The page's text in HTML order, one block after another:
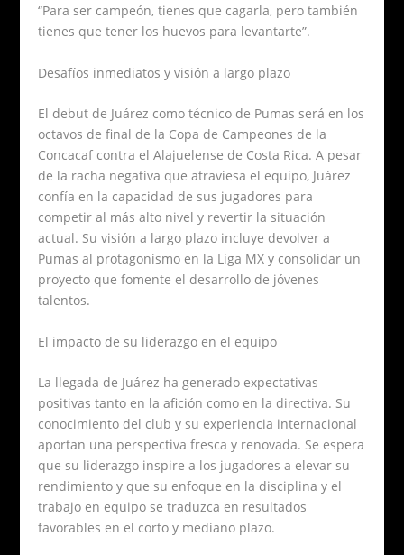
“Para ser campeón, tienes que cagarla, pero también
tienes que tener los huevos para levantarte”.
Desafíos inmediatos y visión a largo plazo
El debut de Juárez como técnico de Pumas será en los
octavos de final de la Copa de Campeones de la
Concacaf contra el Alajuelense de Costa Rica. A pesar
de la racha negativa que atraviesa el equipo, Juárez
confía en la capacidad de sus jugadores para
competir al más alto nivel y revertir la situación
actual. Su visión a largo plazo incluye devolver a
Pumas al protagonismo en la Liga MX y consolidar un
proyecto que fomente el desarrollo de jóvenes
talentos.
El impacto de su liderazgo en el equipo
La llegada de Juárez ha generado expectativas
positivas tanto en la afición como en la directiva. Su
conocimiento del club y su experiencia internacional
aportan una perspectiva fresca y renovada. Se espera
que su liderazgo inspire a los jugadores a elevar su
rendimiento y que su enfoque en la disciplina y el
trabajo en equipo se traduzca en resultados
favorables en el corto y mediano plazo.